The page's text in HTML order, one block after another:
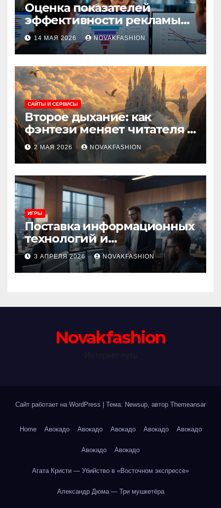
Оценка показателей
эффективности рекламы
при атрибуции
множественных точек
касания
14 МАЯ 2026 NOVAKFASHION
САЙТЫ И СЕРВИСЫ
Второе дыхание: как
фэнтези меняет читателя и
культуру
2 МАЯ 2026 NOVAKFASHION
ИГРЫ
Поставка информационных
технологий и
инновационные решения
3 АПРЕЛЯ 2026 NOVAKFASHION
Novakfashion
Сайт работает на WordPress Тема: Newsup, автор Themeansar
Home Авокадо Авокадо Авокадо Авокадо Авокадо
Авокадо Авокадо
Агата Кристи — Убийство в «Восточном экспрессе»
Александр Дюма — Три мушкетёра